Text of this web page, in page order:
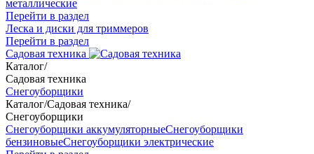
металлические
Перейти в раздел
Леска и диски для триммеров
Перейти в раздел
Садовая техника
Каталог/
Садовая техника
Снегоуборщики
Каталог/Садовая техника/
Снегоуборщики
Снегоуборщики аккумуляторныеСнегоуборщики
бензиновыеСнегоуборщики электрические